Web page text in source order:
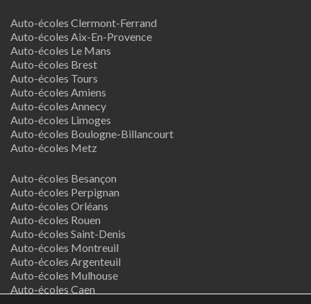
Auto-écoles Clermont-Ferrand
Auto-écoles Aix-En-Provence
Auto-écoles Le Mans
Auto-écoles Brest
Auto-écoles Tours
Auto-écoles Amiens
Auto-écoles Annecy
Auto-écoles Limoges
Auto-écoles Boulogne-Billancourt
Auto-écoles Metz
Auto-écoles Besançon
Auto-écoles Perpignan
Auto-écoles Orléans
Auto-écoles Rouen
Auto-écoles Saint-Denis
Auto-écoles Montreuil
Auto-écoles Argenteuil
Auto-écoles Mulhouse
Auto-écoles Caen